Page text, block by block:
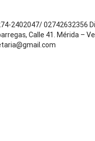
2402047/ 02742632356
Calle 41. Mérida –